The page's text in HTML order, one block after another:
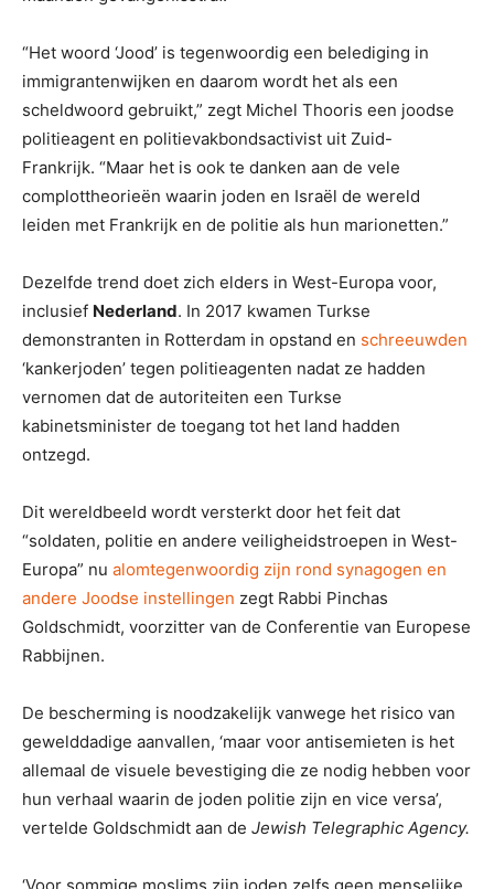
“Het woord ‘Jood’ is tegenwoordig een belediging in
immigrantenwijken en daarom wordt het als een
scheldwoord gebruikt,” zegt Michel Thooris een joodse
politieagent en politievakbondsactivist uit Zuid-
Frankrijk. “Maar het is ook te danken aan de vele
complottheorieën waarin joden en Israël de wereld
leiden met Frankrijk en de politie als hun marionetten.”
Dezelfde trend doet zich elders in West-Europa voor,
inclusief Nederland. In 2017 kwamen Turkse
demonstranten in Rotterdam in opstand en schreeuwden
‘kankerjoden’ tegen politieagenten nadat ze hadden
vernomen dat de autoriteiten een Turkse
kabinetsminister de toegang tot het land hadden
ontzegd.
Dit wereldbeeld wordt versterkt door het feit dat
“soldaten, politie en andere veiligheidstroepen in West-
Europa” nu alomtegenwoordig zijn rond synagogen en
andere Joodse instellingen zegt Rabbi Pinchas
Goldschmidt, voorzitter van de Conferentie van Europese
Rabbijnen.
De bescherming is noodzakelijk vanwege het risico van
gewelddadige aanvallen, ‘maar voor antisemieten is het
allemaal de visuele bevestiging die ze nodig hebben voor
hun verhaal waarin de joden politie zijn en vice versa’,
vertelde Goldschmidt aan de Jewish Telegraphic Agency.
‘Voor sommige moslims zijn joden zelfs geen menselijke,